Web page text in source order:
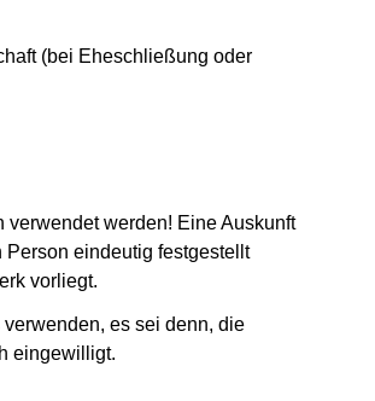
(bei Eheschließung oder
werden! Eine Auskunft
Person eindeutig festgestellt
vorliegt.
es sei denn, die
eingewilligt.